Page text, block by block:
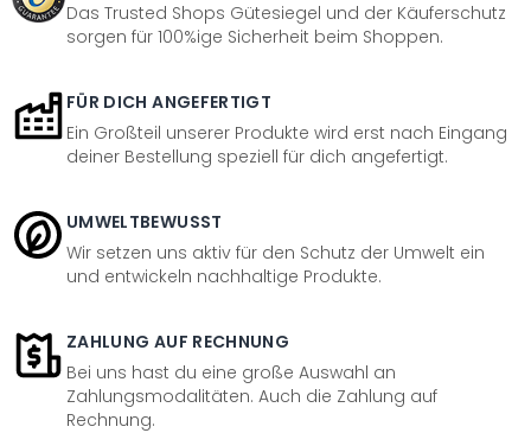
Das Trusted Shops Gütesiegel und der Käuferschutz
sorgen für 100%ige Sicherheit beim Shoppen.
FÜR DICH ANGEFERTIGT
Ein Großteil unserer Produkte wird erst nach Eingang
deiner Bestellung speziell für dich angefertigt.
UMWELTBEWUSST
Wir setzen uns aktiv für den Schutz der Umwelt ein
und entwickeln nachhaltige Produkte.
ZAHLUNG AUF RECHNUNG
Bei uns hast du eine große Auswahl an
Zahlungsmodalitäten. Auch die Zahlung auf
Rechnung.